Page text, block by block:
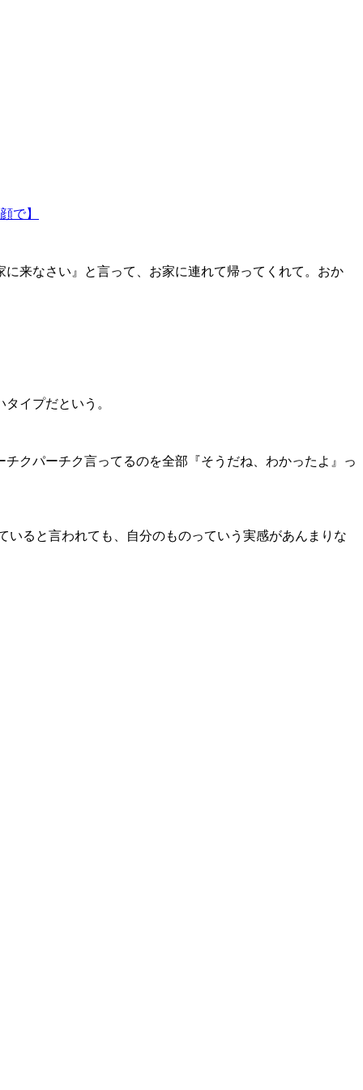
で】
来なさい』と言って、お家に連れて帰ってくれて。おか
イプだという。
クパーチク言ってるのを全部『そうだね、わかったよ』っ
ると言われても、自分のものっていう実感があんまりな